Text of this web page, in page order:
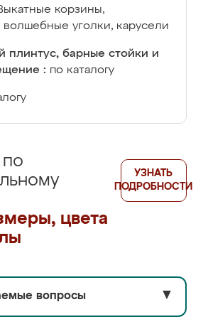
корзины,
уголки, карусели
плинтус, барные стойки и
: по каталогу
по
цвета
УЗНАТЬ
ПОДРОБНОСТИ
вопросы ▼